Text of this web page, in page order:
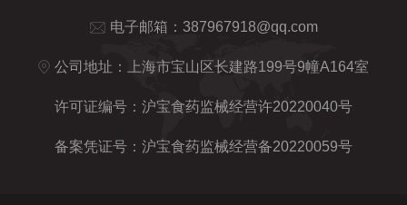
电子邮箱： 387967918@qq.com
公司地址：上海市宝山区长建路199号9幢A164室
许可证编号：沪宝食药监械经营许20220040号
备案凭证号：沪宝食药监械经营备20220059号